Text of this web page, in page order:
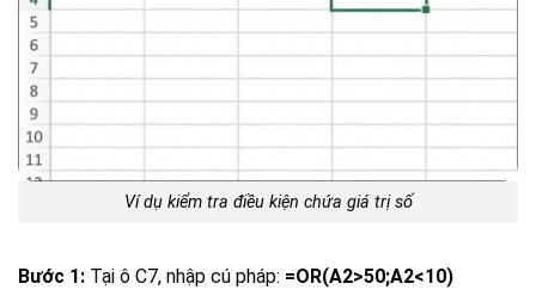
Ví dụ kiểm tra điều kiện chứa giá trị số
Bước 1: Tại ô C7, nhập cú pháp: =OR(A2>50;A2<10)